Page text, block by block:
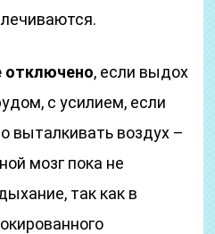
, если выдох
с усилием, если
выталкивать воздух –
мозг пока не
так как в